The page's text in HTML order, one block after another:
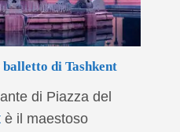
di Tashkent
di Piazza del
è il maestoso